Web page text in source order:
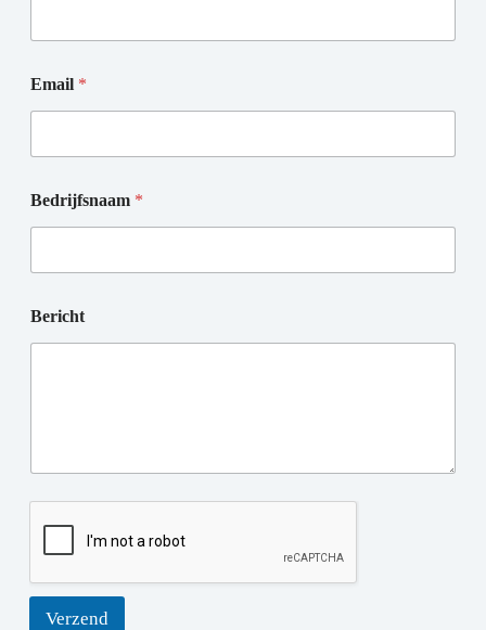
Email *
Bedrijfsnaam *
Bericht
Verzend